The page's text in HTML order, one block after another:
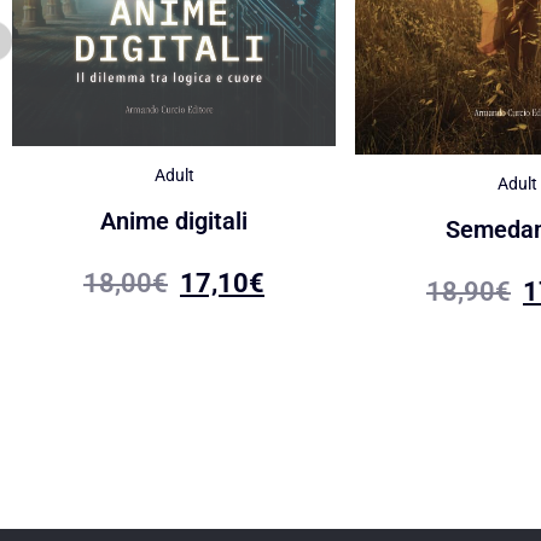
Adult
Anime digitali
18,00€ 17,10€
Adult
18,90€